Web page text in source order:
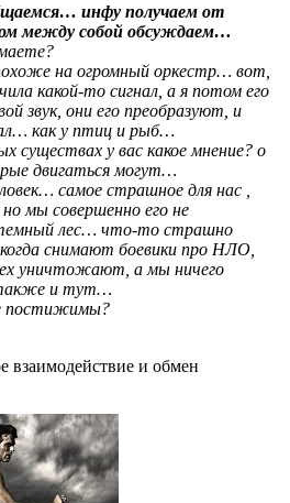
инфу получаем от
между собой обсуждаем…
на огромный оркестр… вот,
какой-то сигнал, а я потом его
звук, они его преобразуют, и
как у птиц и рыб…
существах у вас какое мнение? о
двигаться могут…
самое страшное для нас ,
мы совершенно его не
лес… что-то страшно
снимают боевики про НЛО,
уничтожают, а мы ничего
и тут…
постижимы?
взаимодействие и обмен